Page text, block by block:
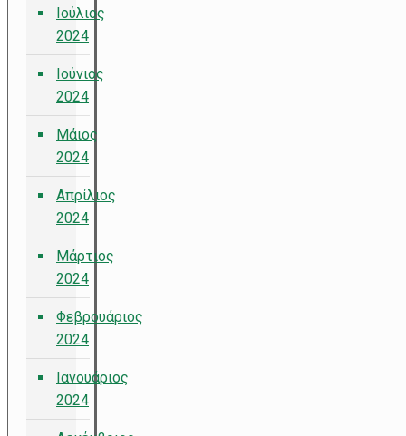
Ιούλιος
2024
Ιούνιος
2024
Μάιος
2024
Απρίλιος
2024
Μάρτιος
2024
Φεβρουάριος
2024
Ιανουάριος
2024